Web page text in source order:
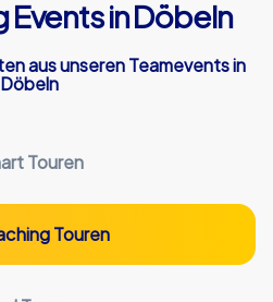
in Döbeln
aus unseren Teamevents in
Döbeln
Touren
Touren